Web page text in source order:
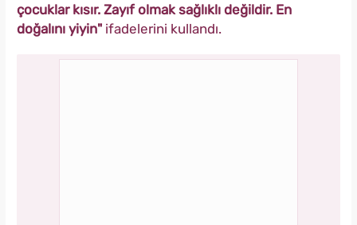
çocuklar kısır. Zayıf olmak sağlıklı değildir. En
doğalını yiyin" ifadelerini kullandı.